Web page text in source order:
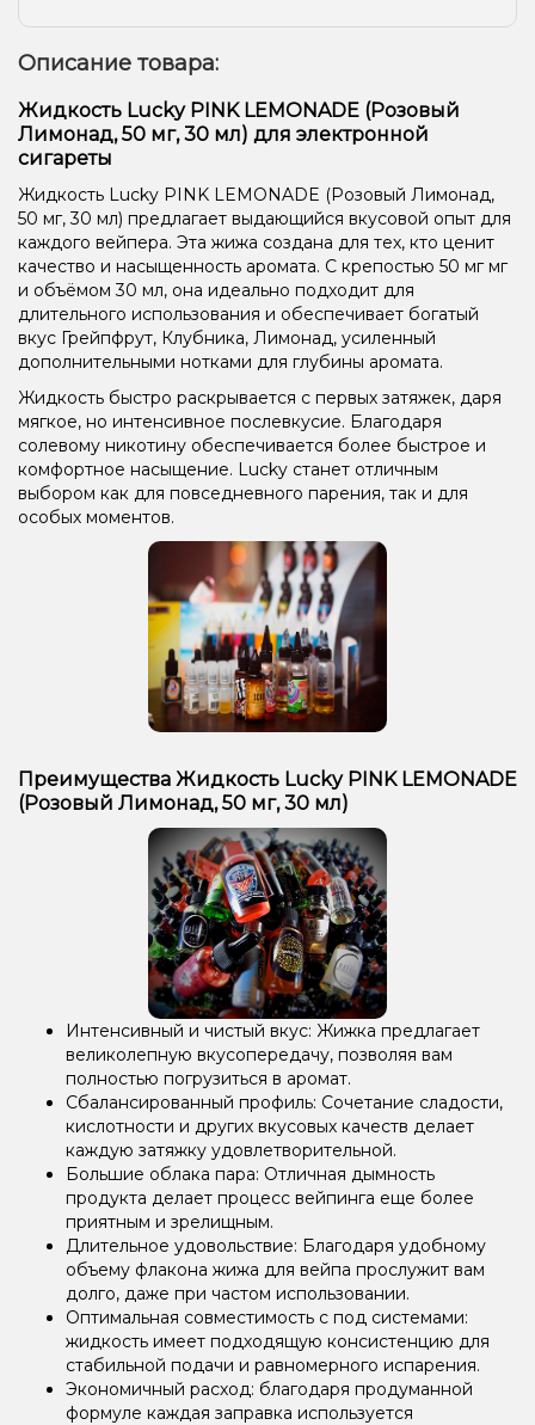
Описание товара:
Жидкость Lucky PINK LEMONADE (Розовый
Лимонад, 50 мг, 30 мл) для электронной
сигареты
Жидкость Lucky PINK LEMONADE (Розовый Лимонад,
50 мг, 30 мл) предлагает выдающийся вкусовой опыт для
каждого вейпера. Эта жижа создана для тех, кто ценит
качество и насыщенность аромата. С крепостью 50 мг мг
и объёмом 30 мл, она идеально подходит для
длительного использования и обеспечивает богатый
вкус Грейпфрут, Клубника, Лимонад, усиленный
дополнительными нотками для глубины аромата.
Жидкость быстро раскрывается с первых затяжек, даря
мягкое, но интенсивное послевкусие. Благодаря
солевому никотину обеспечивается более быстрое и
комфортное насыщение. Lucky станет отличным
выбором как для повседневного парения, так и для
особых моментов.
Преимущества Жидкость Lucky PINK LEMONADE
(Розовый Лимонад, 50 мг, 30 мл)
Интенсивный и чистый вкус: Жижка предлагает
великолепную вкусопередачу, позволяя вам
полностью погрузиться в аромат.
Сбалансированный профиль: Сочетание сладости,
кислотности и других вкусовых качеств делает
каждую затяжку удовлетворительной.
Большие облака пара: Отличная дымность
продукта делает процесс вейпинга еще более
приятным и зрелищным.
Длительное удовольствие: Благодаря удобному
объему флакона жижа для вейпа прослужит вам
долго, даже при частом использовании.
Оптимальная совместимость с под системами:
жидкость имеет подходящую консистенцию для
стабильной подачи и равномерного испарения.
Экономичный расход: благодаря продуманной
формуле каждая заправка используется